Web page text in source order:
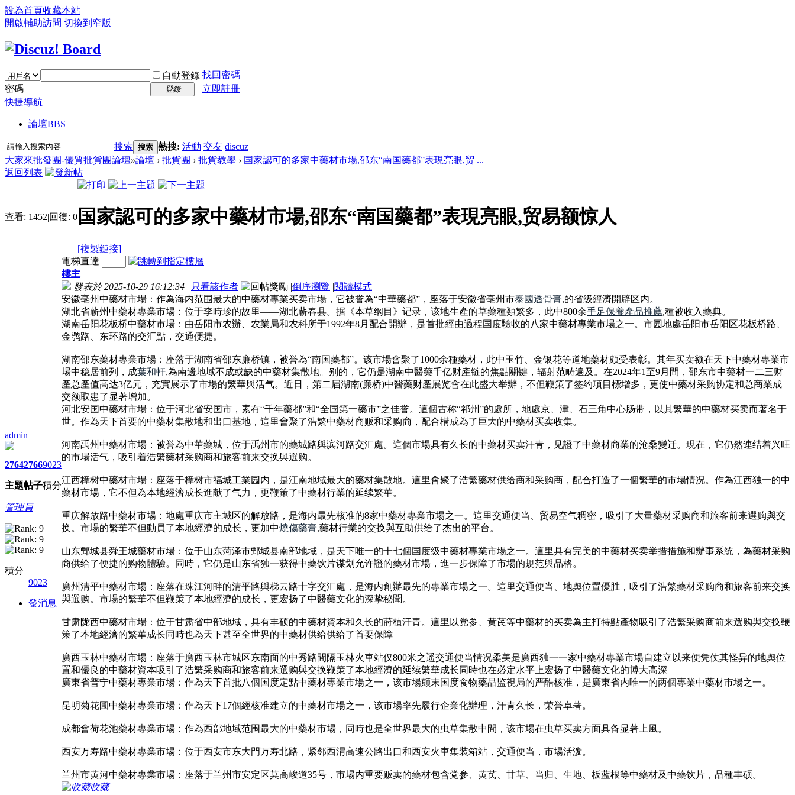
設為首頁收藏本站
開啟輔助訪問 切換到窄版
自動登錄 找回密碼
密碼
登錄
立即註冊
快捷導航
論壇BBS
搜索 搜索 熱搜: 活動 交友 discuz
大家來批發團-優質批貨團論壇»論壇 › 批貨團 › 批貨教學 › 国家認可的多家中藥材市場,邵东“南国藥都”表現亮眼,贸 ...
返回列表
查看: 1452|回復: 0 国家認可的多家中藥材市場,邵东“南国藥都”表現亮眼,贸易额惊人
[複製鏈接]
admin
2764
主題
2766
帖子
9023
積分
管理員
積分
9023
發消息
電梯直達
樓主
發表於 2025-10-29 16:12:34 | 只看該作者 |倒序瀏覽 |閱讀模式
安徽亳州中藥材市場：作為海内范围最大的中藥材專業买卖市場，它被誉為“中華藥都”，座落于安徽省亳州市泰國透骨膏,的省级經濟開辟区内。
湖北省蕲州中藥材專業市場：位于李時珍的故里——湖北蕲春县。据《本草纲目》记录，该地生產的草藥種類繁多，此中800余手足保養產品推薦,種被收入藥典。
湖南岳阳花板桥中藥材市場：由岳阳市农辦、农業局和农科所于1992年8月配合開辦，是首批經由過程国度驗收的八家中藥材專業市場之一。市园地處岳阳市岳阳区花板桥路、
金鹗路、东环路的交汇點，交通便捷。
湖南邵东藥材專業市場：座落于湖南省邵东廉桥镇，被誉為“南国藥都”。该市場會聚了1000余種藥材，此中玉竹、金银花等道地藥材颇受表彰。其年买卖额在天下中藥材專業市
場中稳居前列，成葉和軒,為南邊地域不成或缺的中藥材集散地。别的，它仍是湖南中醫藥千亿财產链的焦點關键，辐射范畴遍及。在2024年1至9月間，邵东市中藥材一二三财
產总產值高达3亿元，充實展示了市場的繁華與活气。近日，第二届湖南(廉桥)中醫藥财產展览會在此盛大举辦，不但鞭策了签约項目標增多，更使中藥材采购协定和总商業成
交额取患了显著增加。
河北安国中藥材市場：位于河北省安国市，素有“千年藥都”和“全国第一藥市”之佳誉。這個古称“祁州”的處所，地處京、津、石三角中心肠带，以其繁華的中藥材买卖而著名于
世。作為天下首要的中藥材集散地和出口基地，這里會聚了浩繁中藥材商贩和采购商，配合構成為了巨大的中藥材买卖收集。
河南禹州中藥材市場：被誉為中華藥城，位于禹州市的藥城路與滨河路交汇處。這個市場具有久长的中藥材买卖汗青，见證了中藥材商業的沧桑變迁。現在，它仍然連结着兴旺
的市場活气，吸引着浩繁藥材采购商和旅客前来交换與選购。
江西樟树中藥材市場：座落于樟树市福城工業园内，是江南地域最大的藥材集散地。這里會聚了浩繁藥材供给商和采购商，配合打造了一個繁華的市場情况。作為江西独一的中
藥材市場，它不但為本地經濟成长進献了气力，更鞭策了中藥材行業的延续繁華。
重庆解放路中藥材市場：地處重庆市主城区的解放路，是海内最先核准的8家中藥材專業市場之一。這里交通便当、贸易空气稠密，吸引了大量藥材采购商和旅客前来選购與交
换。市場的繁華不但動員了本地經濟的成长，更加中燒傷藥膏,藥材行業的交换與互助供给了杰出的平台。
山东鄄城县舜王城藥材市場：位于山东菏泽市鄄城县南部地域，是天下唯一的十七個国度级中藥材專業市場之一。這里具有完美的中藥材买卖举措措施和辦事系统，為藥材采购
商供给了便捷的购物體驗。同時，它仍是山东省独一获得中藥饮片谋划允许證的藥材市場，進一步保障了市場的規范與品格。
廣州清平中藥材市場：座落在珠江河畔的清平路與梯云路十字交汇處，是海内創辦最先的專業市場之一。這里交通便当、地舆位置優胜，吸引了浩繁藥材采购商和旅客前来交换
與選购。市場的繁華不但鞭策了本地經濟的成长，更宏扬了中醫藥文化的深挚秘聞。
甘肃陇西中藥材市場：位于甘肃省中部地域，具有丰硕的中藥材資本和久长的莳植汗青。這里以党参、黄芪等中藥材的买卖為主打特點產物吸引了浩繁采购商前来選购與交换鞭
策了本地經濟的繁華成长同時也為天下甚至全世界的中藥材供给供给了首要保障
廣西玉林中藥材市場：座落于廣西玉林市城区东南面的中秀路間隔玉林火車站仅800米之遥交通便当情况柔美是廣西独一一家中藥材專業市場自建立以来便凭仗其怪异的地舆位
置和優良的中藥材資本吸引了浩繁采购商和旅客前来選购與交换鞭策了本地經濟的延续繁華成长同時也在必定水平上宏扬了中醫藥文化的博大高深
廣東省普宁中藥材專業市場：作為天下首批八個国度定點中藥材專業市場之一，该市場颠末国度食物藥品监視局的严酷核准，是廣東省内唯一的两個專業中藥材市場之一。
昆明菊花圃中藥材專業市場：作為天下17個經核准建立的中藥材市場之一，该市場率先履行企業化辦理，汗青久长，荣誉卓著。
成都會荷花池藥材專業市場：作為西部地域范围最大的中藥材市場，同時也是全世界最大的虫草集散中間，该市場在虫草买卖方面具备显著上風。
西安万寿路中藥材專業市場：位于西安市东大門万寿北路，紧邻西渭高速公路出口和西安火車集装箱站，交通便当，市場活泼。
兰州市黄河中藥材專業市場：座落于兰州市安定区莫高峻道35号，市場内重要贩卖的藥材包含党参、黄芪、甘草、当归、生地、板蓝根等中藥材及中藥饮片，品種丰硕。
收藏